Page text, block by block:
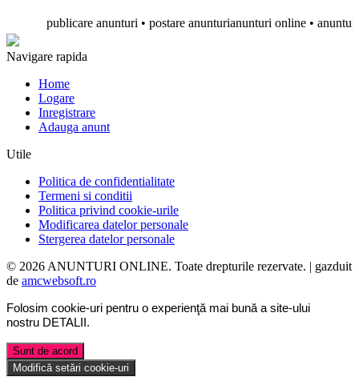
publicare anunturi • postare anunturianunturi online •
Navigare rapida
Home
Logare
Inregistrare
Adauga anunt
Utile
Politica de confidentialitate
Termeni si conditii
Politica privind cookie-urile
Modificarea datelor personale
Stergerea datelor personale
© 2026 ANUNTURI ONLINE. Toate drepturile rezervate. | gazduit
de amcwebsoft.ro
Folosim cookie-uri pentru o experienţă mai bună a site-ului
nostru DETALII .
Sunt de acord
Modifică setări cookie-uri